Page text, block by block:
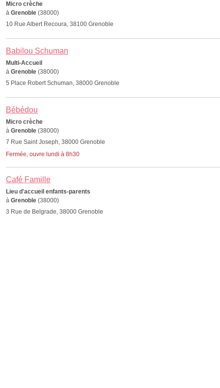
Micro crèche
à Grenoble (38000)
10 Rue Albert Recoura, 38100 Grenoble
Babilou Schuman
Multi-Accueil
à Grenoble (38000)
5 Place Robert Schuman, 38000 Grenoble
Bébédou
Micro crèche
à Grenoble (38000)
7 Rue Saint Joseph, 38000 Grenoble
Fermée, ouvre lundi à 8h30
Café Famille
Lieu d'accueil enfants-parents
à Grenoble (38000)
3 Rue de Belgrade, 38000 Grenoble